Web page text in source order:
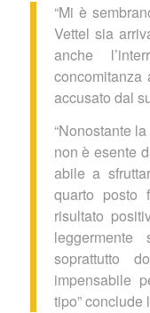
“Mi è
Vettel sia
anche
concomitanza
accusato dal
“Nonostante
non è esente
abile a
quarto posto
risultato
soprattutto
impensabile
tipo” conclude